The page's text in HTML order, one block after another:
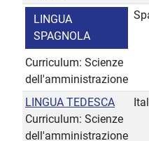
LINGUA
SPAGNOLA
Curriculum: Scienze
dell'amministrazione
LINGUA TEDESCA
Curriculum: Scienze
dell'amministrazione